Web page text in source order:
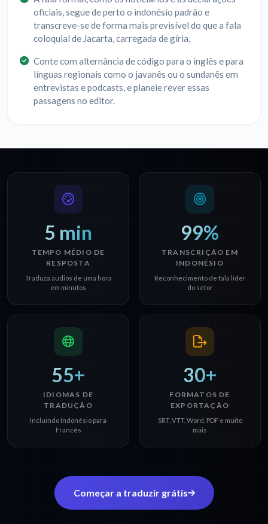
oficiais, segue de perto o indonésio padrão e
transcreve-se de forma mais previsível do que a fala
coloquial de Jacarta, carregada de gíria.
Conte com alternância de código para o inglês e para
línguas regionais como o javanês ou o sundanês em
entrevistas e podcasts, e planeie rever essas
passagens no editor.
5 min
TEMPO MÉDIO DE
RESPOSTA
Traduza audios de uma hora
em minutos
99%
TRANSCRIÇÃO EM
INDONÉSIO
Reconhecimento de fala líder
do setor
55+
IDIOMAS DE
TRADUÇÃO
Incluindo Indonésio para
Francês
30+
FORMATOS DE
EXPORTAÇÃO
SRT, VTT, Word, PDF e muito
mais
Começar a traduzir grátis